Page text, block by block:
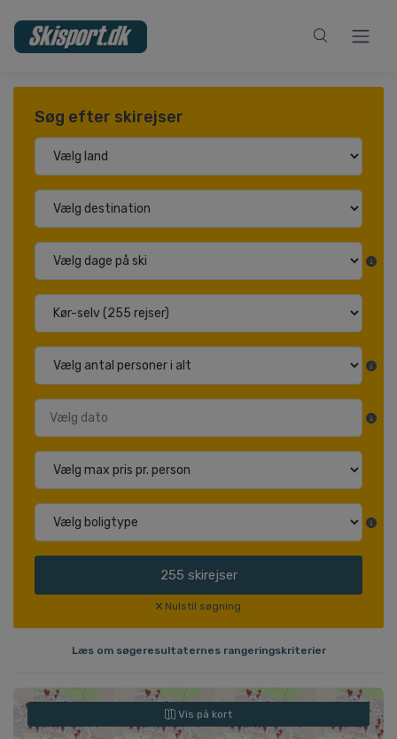
Søg efter skirejser
255 skirejser
Nulstil søgning
Læs om søgeresultaternes rangeringskriterier
Vis på kort